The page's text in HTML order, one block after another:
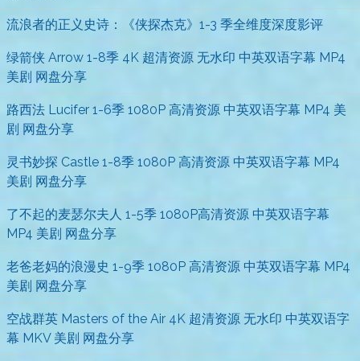
流浪者的正义史诗：《侠探杰克》1-3 季全维度深度影评
绿箭侠 Arrow 1-8季 4K 超清资源 无水印 中英双语字幕 MP4
美剧 网盘分享
路西法 Lucifer 1-6季 1080P 高清资源 中英双语字幕 MP4 美
剧 网盘分享
灵书妙探 Castle 1-8季 1080P 高清资源 中英双语字幕 MP4
美剧 网盘分享
了不起的麦瑟尔夫人 1-5季 1080P高清资源 中英双语字幕
MP4 美剧 网盘分享
老爸老妈的浪漫史 1-9季 1080P 高清资源 中英双语字幕 MP4
美剧 网盘分享
空战群英 Masters of the Air 4K 超清资源 无水印 中英双语字
幕 MKV 美剧 网盘分享